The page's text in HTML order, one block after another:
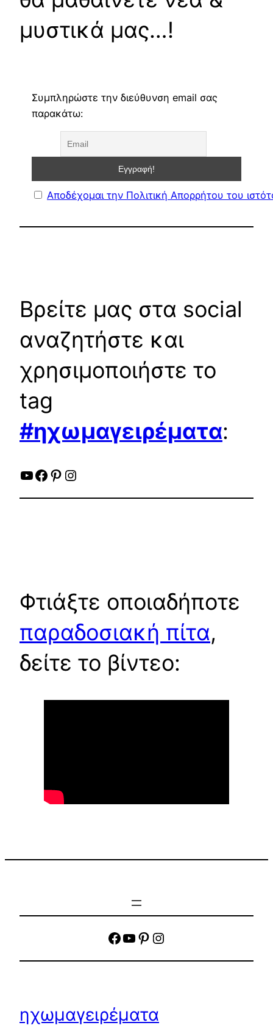
μυστικά μας…!
Συμπληρώστε την διεύθυνση email σας
παρακάτω:
Αποδέχομαι την Πολιτική Απορρήτου του
Βρείτε μας στα social
αναζητήστε και
χρησιμοποιήστε το
tag
#ηχωμαγειρέματα:
YouTube
Facebook
Pinterest
Instagram
Φτιάξτε οποιαδήποτε
παραδοσιακή πίτα,
δείτε το βίντεο:
facebook
YouTube
Pinterest
Instagram
ηχωμαγειρέματα